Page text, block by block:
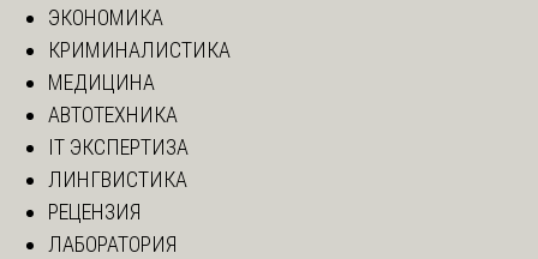
ЭКОНОМИКА
КРИМИНАЛИСТИКА
МЕДИЦИНА
АВТОТЕХНИКА
IT ЭКСПЕРТИЗА
ЛИНГВИСТИКА
РЕЦЕНЗИЯ
ЛАБОРАТОРИЯ